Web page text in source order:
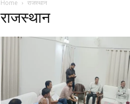
Home राजस्थान
राजस्थान